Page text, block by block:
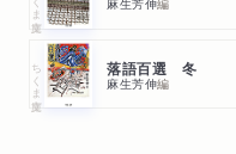
ちくま文庫 落語百選 冬
麻生芳伸編